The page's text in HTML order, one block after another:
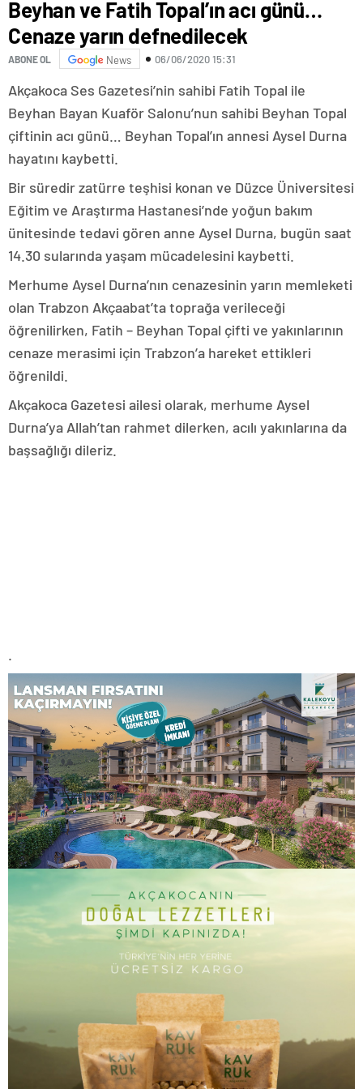
Beyhan ve Fatih Topal’ın acı günü…
Cenaze yarın defnedilecek
ABONE OL News 06/06/2020 15:31
Akçakoca Ses Gazetesi’nin sahibi Fatih Topal ile
Beyhan Bayan Kuaför Salonu’nun sahibi Beyhan Topal
çiftinin acı günü… Beyhan Topal’ın annesi Aysel Durna
hayatını kaybetti.
Bir süredir zatürre teşhisi konan ve Düzce Üniversitesi
Eğitim ve Araştırma Hastanesi’nde yoğun bakım
ünitesinde tedavi gören anne Aysel Durna, bugün saat
14.30 sularında yaşam mücadelesini kaybetti.
Merhume Aysel Durna’nın cenazesinin yarın memleketi
olan Trabzon Akçaabat’ta toprağa verileceği
öğrenilirken, Fatih – Beyhan Topal çifti ve yakınlarının
cenaze merasimi için Trabzon’a hareket ettikleri
öğrenildi.
Akçakoca Gazetesi ailesi olarak, merhume Aysel
Durna’ya Allah’tan rahmet dilerken, acılı yakınlarına da
başsağlığı dileriz.
.